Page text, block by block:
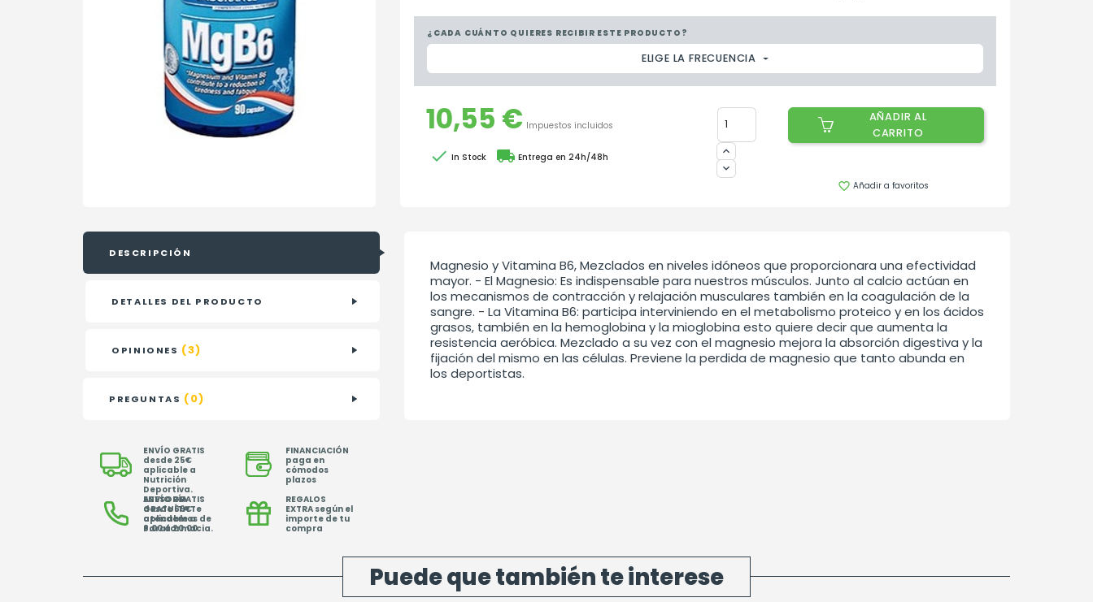
¿CADA CUÁNTO QUIERES RECIBIR ESTE PRODUCTO?
ELIGE LA FRECUENCIA
10,55 € Impuestos incluidos
 In Stock local_shipping Entrega en 24h/48h
AÑADIR AL
CARRITO
 Añadir a favoritos
DESCRIPCIÓN
DETALLES DEL PRODUCTO
OPINIONES (3)
PREGUNTAS (0)
ENVÍO GRATIS
desde 25€
aplicable a
Nutrición
Deportiva.
ENVÍO GRATIS
desde 69€
aplicable a
Parafarmacia.
FINANCIACIÓN
paga en
cómodos
plazos
ASESORÍA
GRATUÍTA Te
atendemos de
8.00 a 20.00
REGALOS
EXTRA según el
importe de tu
compra
Magnesio y Vitamina B6, Mezclados en niveles idóneos que proporcionara una efectividad
mayor. - El Magnesio: Es indispensable para nuestros músculos. Junto al calcio actúan en
los mecanismos de contracción y relajación musculares también en la coagulación de la
sangre. - La Vitamina B6: participa interviniendo en el metabolismo proteico y en los ácidos
grasos, también en la hemoglobina y la mioglobina esto quiere decir que aumenta la
resistencia aeróbica. Mezclado a su vez con el magnesio mejora la absorción digestiva y la
fijación del mismo en las células. Previene la perdida de magnesio que tanto abunda en
los deportistas.
Puede que también te interese